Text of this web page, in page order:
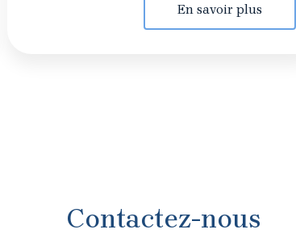
En savoir plus
Contactez-nous